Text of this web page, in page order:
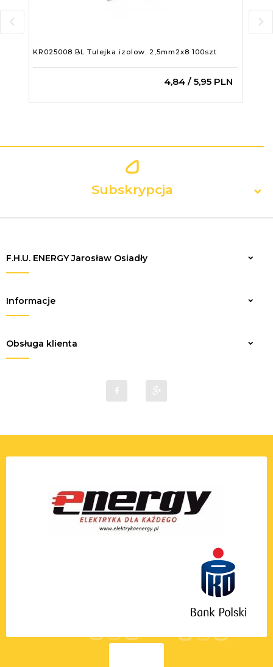
KR025008 BL Tulejka izolow. 2,5mm2x8 100szt
4,84 / 5,95 PLN
Subskrypcja
Zapisz
F.H.U. ENERGY Jarosław Osiadły
sklep@elektrykaenergy.pl
Informacje
Obsługa klienta